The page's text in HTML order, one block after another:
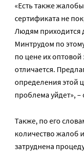
«Есть также
сертификата не
Людям приходится
Минтрудом по
по цене их оптовой
отличается.
определения этой
проблема уйдет»,
Также, по его
количество жалоб
затруднена